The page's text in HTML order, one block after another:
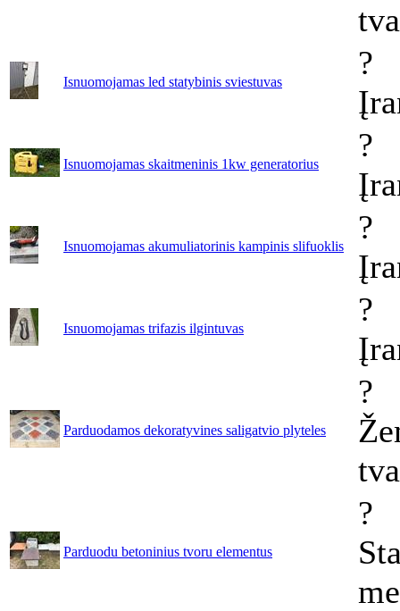
Isnuomojamas led statybinis sviestuvas
?
Isnuomojamas skaitmeninis 1kw generatorius
?
Isnuomojamas akumuliatorinis kampinis slifuoklis
?
Isnuomojamas trifazis ilgintuvas
?
Parduodamos dekoratyvines saligatvio plyteles
?
Parduodu betoninius tvoru elementus
?